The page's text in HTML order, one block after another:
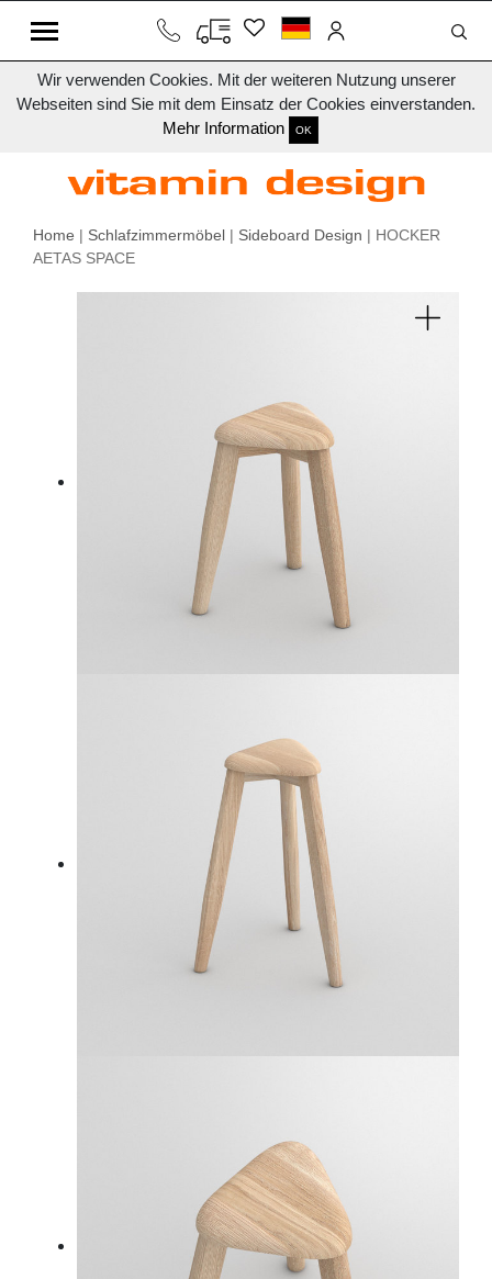
Wir verwenden Cookies. Mit der weiteren Nutzung unserer
Webseiten sind Sie mit dem Einsatz der Cookies einverstanden.
Mehr Information
OK
Home | Schlafzimmermöbel | Sideboard Design | HOCKER
AETAS SPACE